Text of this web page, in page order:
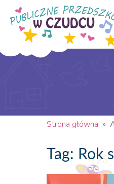
Strona główna »
Tag: Rok